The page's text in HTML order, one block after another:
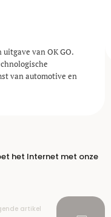
uitgave van OK GO.
van automotive en
het Internet met onze
artikel